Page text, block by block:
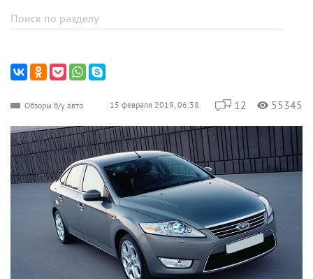
Обзоры б/у авто 15 февраля 2019, 06:38 12 55345